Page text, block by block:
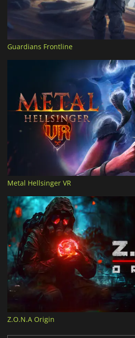
Guardians Frontline
Metal Hellsinger VR
Z.O.N.A Origin